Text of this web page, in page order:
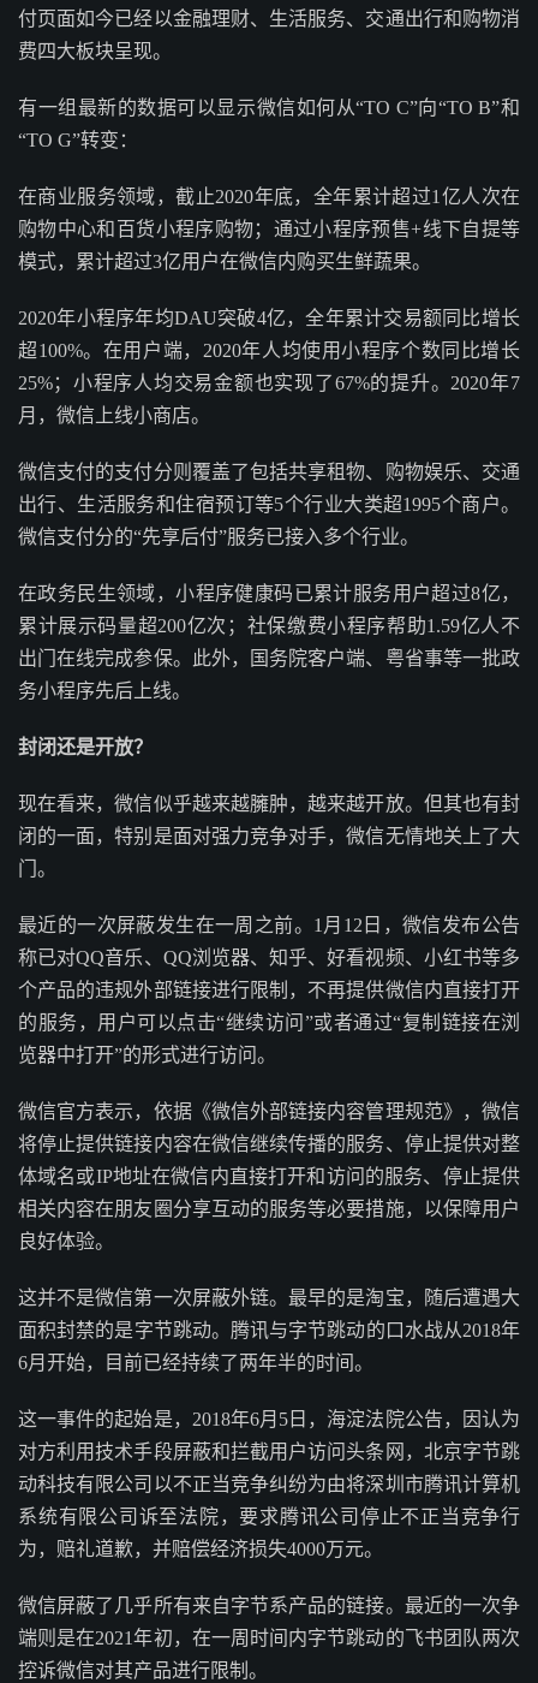
付页面如今已经以金融理财、生活服务、交通出行和购物消
费四大板块呈现。
有一组最新的数据可以显示微信如何从“TO C”向“TO B”和
“TO G”转变：
在商业服务领域，截止2020年底，全年累计超过1亿人次在
购物中心和百货小程序购物；通过小程序预售+线下自提等
模式，累计超过3亿用户在微信内购买生鲜蔬果。
2020年小程序年均DAU突破4亿，全年累计交易额同比增长
超100%。在用户端，2020年人均使用小程序个数同比增长
25%；小程序人均交易金额也实现了67%的提升。2020年7
月，微信上线小商店。
微信支付的支付分则覆盖了包括共享租物、购物娱乐、交通
出行、生活服务和住宿预订等5个行业大类超1995个商户。
微信支付分的“先享后付”服务已接入多个行业。
在政务民生领域，小程序健康码已累计服务用户超过8亿，
累计展示码量超200亿次；社保缴费小程序帮助1.59亿人不
出门在线完成参保。此外，国务院客户端、粤省事等一批政
务小程序先后上线。
封闭还是开放？
现在看来，微信似乎越来越臃肿，越来越开放。但其也有封
闭的一面，特别是面对强力竞争对手，微信无情地关上了大
门。
最近的一次屏蔽发生在一周之前。1月12日，微信发布公告
称已对QQ音乐、QQ浏览器、知乎、好看视频、小红书等多
个产品的违规外部链接进行限制，不再提供微信内直接打开
的服务，用户可以点击“继续访问”或者通过“复制链接在浏
览器中打开”的形式进行访问。
微信官方表示，依据《微信外部链接内容管理规范》，微信
将停止提供链接内容在微信继续传播的服务、停止提供对整
体域名或IP地址在微信内直接打开和访问的服务、停止提供
相关内容在朋友圈分享互动的服务等必要措施，以保障用户
良好体验。
这并不是微信第一次屏蔽外链。最早的是淘宝，随后遭遇大
面积封禁的是字节跳动。腾讯与字节跳动的口水战从2018年
6月开始，目前已经持续了两年半的时间。
这一事件的起始是，2018年6月5日，海淀法院公告，因认为
对方利用技术手段屏蔽和拦截用户访问头条网，北京字节跳
动科技有限公司以不正当竞争纠纷为由将深圳市腾讯计算机
系统有限公司诉至法院，要求腾讯公司停止不正当竞争行
为，赔礼道歉，并赔偿经济损失4000万元。
微信屏蔽了几乎所有来自字节系产品的链接。最近的一次争
端则是在2021年初，在一周时间内字节跳动的飞书团队两次
控诉微信对其产品进行限制。